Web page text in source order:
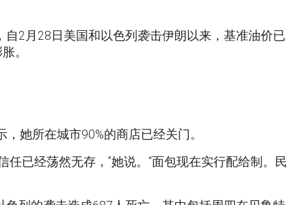
2月28日美国和以色列袭击伊朗以来，基准油价
。
她所在城市90%的商店已经关门。
已经荡然无存，”她说。“面包现在实行配给制。